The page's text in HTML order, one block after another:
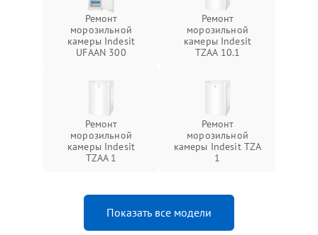
Ремонт
морозильной
камеры Indesit
UFAAN 300
Ремонт
морозильной
камеры Indesit
TZAA 10.1
Ремонт
морозильной
камеры Indesit
TZAA 1
Ремонт
морозильной
камеры Indesit TZA
1
Показать все модели